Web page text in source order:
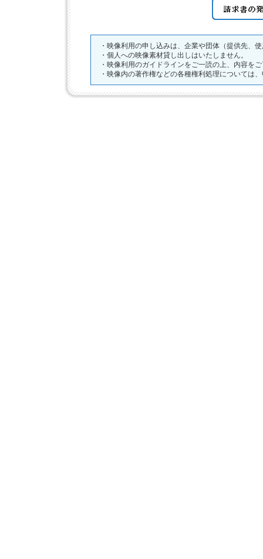
・映像利用の申し込みは、企業や団体（提供先、
・個人への映像素材貸し出しはいたしません。
・映像利用のガイドラインをご一読の上、内容を
・映像内の著作権などの各種権利処理については